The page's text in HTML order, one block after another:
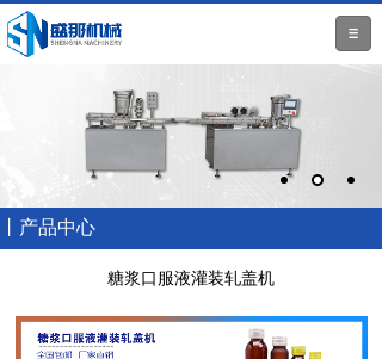
丨产品中心
糖浆口服液灌装轧盖机